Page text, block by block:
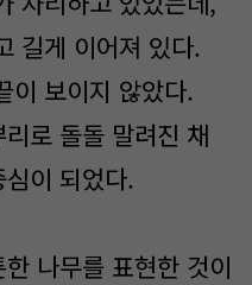
길게 이어져 있다.
이 보이지 않았다.
로 돌돌 말려진 채
이 되었다.
나무를 표현한 것이